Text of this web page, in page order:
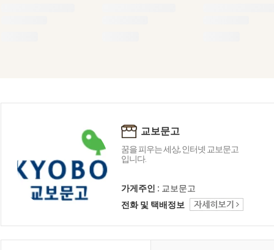
교보문고
꿈을 피우는 세상, 인터넷 교보문고
입니다.
가게주인 : 교보문고
전화 및 택배정보